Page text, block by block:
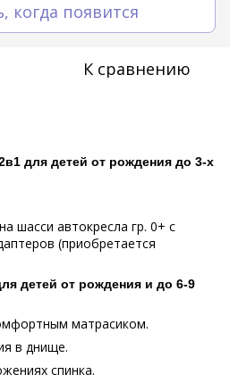
когда появится
К сравнению
для детей от рождения до 3-х
шасси автокресла гр. 0+ с
(приобретается
детей от рождения и до 6-9
матрасиком.
в днище.
спинка.